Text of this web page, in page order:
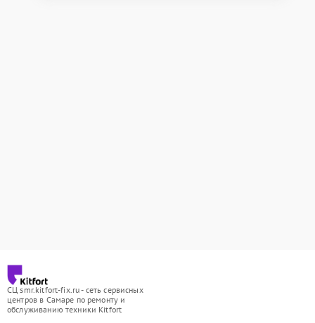
СЦ smr.kitfort-fix.ru - сеть сервисных
центров в Самаре по ремонту и
обслуживанию техники Kitfort